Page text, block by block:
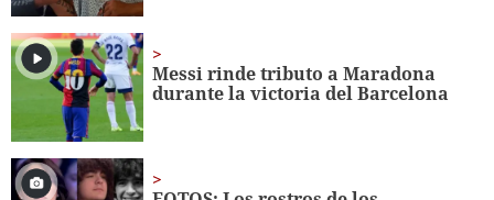
Messi rinde tributo a Maradona
durante la victoria del Barcelona